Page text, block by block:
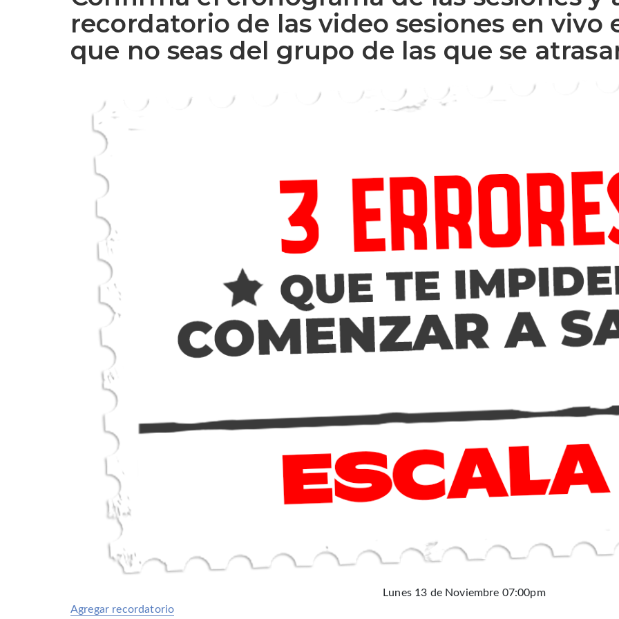
recordatorio de las video sesiones en vivo
que no seas del grupo de las que se
Lunes 13 de Noviembre 07:00pm
Agregar recordatorio